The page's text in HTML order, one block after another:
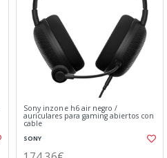
Sony inzone h6 air negro /
auriculares para gaming abiertos con
cable
SONY